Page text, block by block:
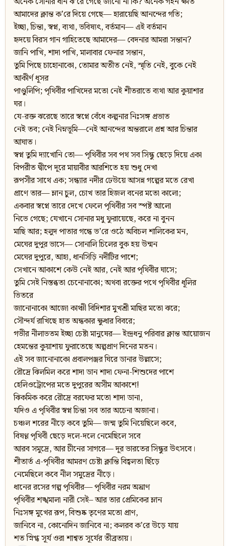
আমাদের ক্লান্ত ক’রে দিয়ে গেছে— হারায়েছি আনন্দের গতি;
ইচ্ছা, চিন্তা, স্বপ্ন, ব্যথা, ভবিষ্যৎ, বর্তমান— এই বর্তমান
হৃদয়ে বিরস গান গাহিতেছে আমাদের— বেদনার আমরা সন্তান?
জানি পাখি, শাদা পাখি, মালাবার ফেনার সন্তান,
তুমি পিছে চাহোনাকো, তোমার অতীত নেই, স্মৃতি নেই, বুকে নেই
আকীর্ণ ধূসর
পাণ্ডুলিপি; পৃথিবীর পাখিদের মতো নেই শীতরাতে ব্যথা আর কুয়াশার
ঘর।
যে-রক্ত ঝরেছে তারে স্বপ্নে বেঁধে কল্পনার নিঃসঙ্গ প্রভাত
নেই তব; নেই নিম্নভূমি—নেই আনন্দের অন্তরালে প্রশ্ন আর চিন্তার
আঘাত।
স্বপ্ন তুমি দ্যাখোনি তো— পৃথিবীর সব পথ সব সিন্ধু ছেড়ে দিয়ে একা
বিপরীত দ্বীপে দূরে মায়াবীর আরশিতে হয় শুধু দেখা
রূপসীর সাথে এক; সন্ধ্যার নদীর ঢেউয়ে আসন্ন গল্পের মতে রেখা
প্রাণে তার— ম্লান চুল, চোখ তার হিজল বনের মতো কালো;
একবার স্বপ্নে তারে দেখে ফেলে পৃথিবীর সব স্পষ্ট আলো
নিভে গেছে; যেখানে সোনার মধু ফুরায়েছে, করে না বুনন
মাছি আর; হলুদ পাতার গন্ধে ভ’রে ওঠে অবিচল শালিকের মন,
মেঘের দুপুর ভাসে— সোনালি চিলের বুক হয় উন্মন
মেঘের দুপুরে, আহা, ধানসিড়ি নদীটির পাশে;
সেখানে আকাশে কেউ নেই আর, নেই আর পৃথিবীর ঘাসে;
তুমি সেই নিস্তব্ধতা চেনোনাকো; অথবা রক্তের পথে পৃথিবীর ধূলির
ভিতরে
জানোনাকো আজো কাঞ্চী বিদিশার মুখশ্রী মাছির মতো ঝরে;
সৌন্দর্য রাখিছে হাত অন্ধকার ক্ষুধার বিবরে;
গভীর নীলাভতম ইচ্ছা চেষ্টা মানুষের— ইন্দ্রধনু পরিবার ক্লান্ত আয়োজন
হেমন্তের কুয়াশায় ফুরাতেছে অল্পপ্রাণ দিনের মতন।
এই সব জানোনাকো প্রবালপঞ্জর ঘিরে ডানার উল্লাসে;
রৌদ্রে ঝিলমিল করে শাদা ডান শাদা ফেনা-শিশুদের পাশে
হেলিওট্রোপের মতে দুপুরের অসীম আকাশে!
ঝিকমিক করে রৌদ্রে বরফের মতো শাদা ডানা,
যদিও এ পৃথিবীর স্বপ্ন চিন্তা সব তার অচেনা অজানা।
চঞ্চল শরের নীড়ে কবে তুমি— জন্ম তুমি নিয়েছিলে কবে,
বিষণ্ণ পৃথিবী ছেড়ে দলে-দলে নেমেছিলে সবে
আরব সমুদ্রে, আর চীনের সাগরে— দূর ভারতের সিন্ধুর উৎসবে।
শীতার্ত এ-পৃথিবীর আমরণ চেষ্টা ক্লান্তি বিহ্বলতা ছিঁড়ে
নেমেছিলে কবে নীল সমুদ্রের নীড়ে।
ধানের রসের গল্প পৃথিবীর— পৃথিবীর নরম অঘ্রাণ
পৃথিবীর শঙ্খমালা নারী সেই– আর তার প্রেমিকের ম্লান
নিঃসঙ্গ মুখের রূপ, বিশুষ্ক তৃণের মতো প্রাণ,
জানিবে না, কোনোদিন জানিবে না; কলরব ক’রে উড়ে যায়
শত স্নিগ্ধ সূর্য ওরা শাশ্বত সূর্যের তীব্রতায়।